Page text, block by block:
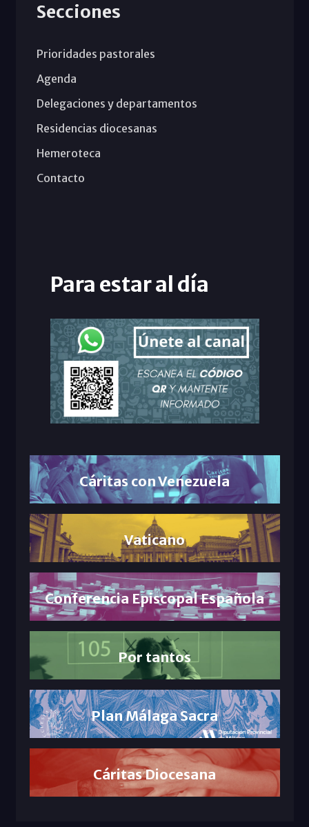
Secciones
Prioridades pastorales
Agenda
Delegaciones y departamentos
Residencias diocesanas
Hemeroteca
Contacto
Para estar al día
Cáritas con Venezuela
Vaticano
Conferencia Episcopal Española
Por tantos
Plan Málaga Sacra
Cáritas Diocesana